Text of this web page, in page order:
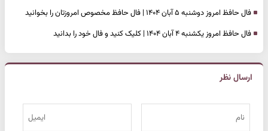
فال حافظ امروز دوشنبه ۵ آبان ۱۴۰۴ | فال حافظ مخصوص امروزتان را بخوانید
فال حافظ امروز یکشنبه ۴ آبان ۱۴۰۴ | کلیک کنید و فال خود را بدانید
ارسال نظر